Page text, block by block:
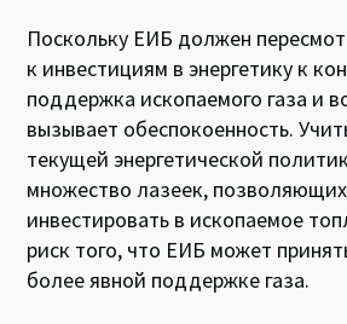
Поскольку ЕИБ должен
к инвестициям в энергетику к
поддержка ископаемого газа и
вызывает обеспокоенность.
текущей энергетической
множество лазеек,
инвестировать в ископаемое
риск того, что ЕИБ может
более явной поддержке газа.